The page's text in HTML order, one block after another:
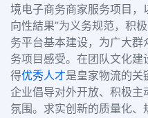
境电子商务商家服务项目，
向性結果”为义务规范，积
务平台基本建设，为广大
务项目感受。在团队文化
得优秀人才是皇家物流的关
企业倡导对外开放、积极
氛围。求实创新的质量化、